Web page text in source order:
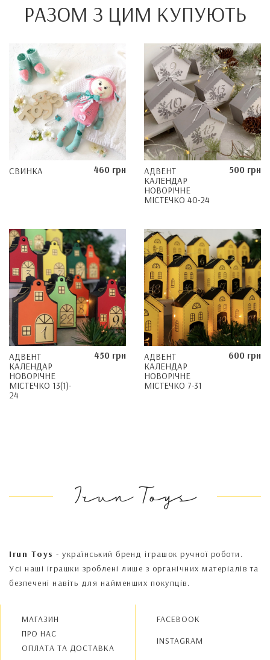
РАЗОМ З ЦИМ КУПУЮТЬ
СВИНКА 460 грн
АДВЕНТ
КАЛЕНДАР
НОВОРІЧНЕ
МІСТЕЧКО 40-24
500 грн
АДВЕНТ
КАЛЕНДАР
НОВОРІЧНЕ
МІСТЕЧКО 13(1)-
24
450 грн
АДВЕНТ
КАЛЕНДАР
НОВОРІЧНЕ
МІСТЕЧКО 7-31
600 грн
Irun Toys
Irun Toys - український бренд іграшок ручної роботи.
Усі наші іграшки зроблені лише з органічних матеріалів та
безпечені навіть для найменших покупців.
МАГАЗИН
ПРО НАС
OПЛАТА ТА ДОСТАВКА
FACEBOOK
INSTAGRAM